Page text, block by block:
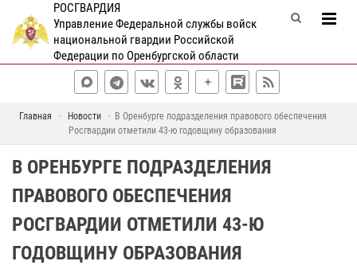
РОСГВАРДИЯ
Управление Федеральной службы войск
национальной гвардии Российской
Федерации по Оренбургской области
Главная Новости
В Оренбурге подразделения правового обеспечения
Росгвардии отметили 43-ю годовщину образования
В ОРЕНБУРГЕ ПОДРАЗДЕЛЕНИЯ
ПРАВОВОГО ОБЕСПЕЧЕНИЯ
РОСГВАРДИИ ОТМЕТИЛИ 43-Ю
ГОДОВЩИНУ ОБРАЗОВАНИЯ